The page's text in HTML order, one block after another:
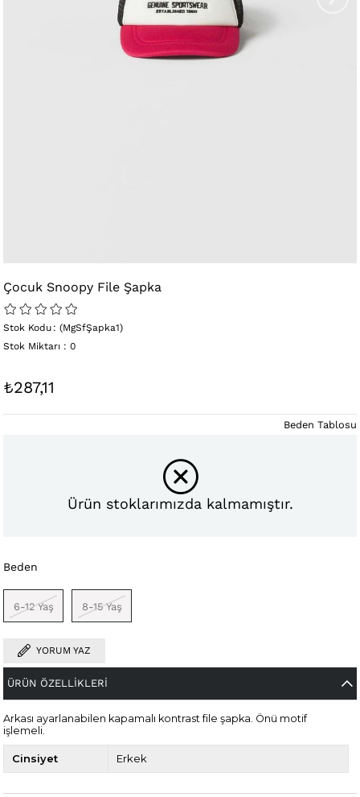
Çocuk Snoopy File Şapka
(MgSfŞapka1)
Stok Kodu
Stok Miktarı : 0
₺287,11
Ürün stoklarımızda kalmamıştır.
Beden
6-12 Yaş 8-15 Yaş
Beden Tablosu
YORUM YAZ
ÜRÜN ÖZELLIKLERI
Arkası ayarlanabilen kapamalı kontrast file şapka. Önü motif
işlemeli.
Cinsiyet Erkek